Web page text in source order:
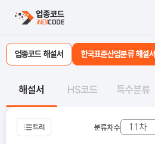
업종코드 해설서 한국표준산업분류 해설서
해설서 HS코드 특수분류
트리 분류차수